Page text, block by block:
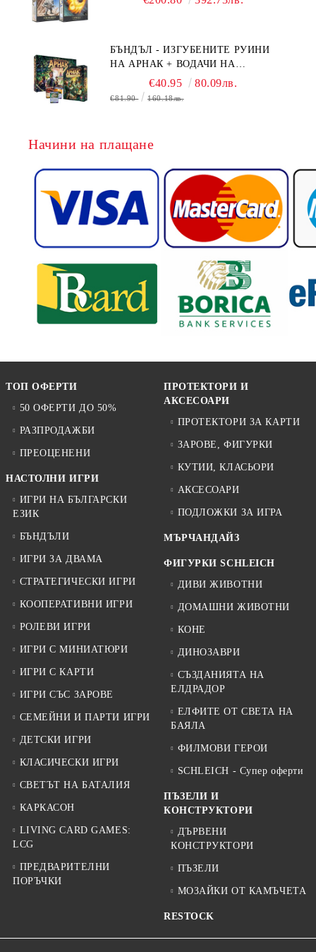
БЪНДЪЛ - ИЗГУБЕНИТЕ РУИНИ
НА АРНАК + ВОДАЧИ НА
ЕКСПЕДИЦИИ + ПРОМО КАРТИ
БЕЗПЛАТНО
€40.95 80.09лв.
€81.90 160.18лв.
Начини на плащане
ТОП ОФЕРТИ
50 ОФЕРТИ ДО 50%
РАЗПРОДАЖБИ
ПРЕОЦЕНЕНИ
НАСТОЛНИ ИГРИ
ИГРИ НА БЪЛГАРСКИ
ЕЗИК
БЪНДЪЛИ
ИГРИ ЗА ДВАМА
СТРАТЕГИЧЕСКИ ИГРИ
КООПЕРАТИВНИ ИГРИ
РОЛЕВИ ИГРИ
ИГРИ С МИНИАТЮРИ
ИГРИ С КАРТИ
ИГРИ СЪС ЗАРОВЕ
СЕМЕЙНИ И ПАРТИ ИГРИ
ДЕТСКИ ИГРИ
КЛАСИЧЕСКИ ИГРИ
СВЕТЪТ НА БАТАЛИЯ
КАРКАСОН
LIVING CARD GAMES:
LCG
ПРЕДВАРИТЕЛНИ
ПОРЪЧКИ
ПРОТЕКТОРИ И
АКСЕСОАРИ
ПРОТЕКТОРИ ЗА КАРТИ
ЗАРОВЕ, ФИГУРКИ
КУТИИ, КЛАСЬОРИ
АКСЕСОАРИ
ПОДЛОЖКИ ЗА ИГРА
МЪРЧАНДАЙЗ
ФИГУРКИ SCHLEICH
ДИВИ ЖИВОТНИ
ДОМАШНИ ЖИВОТНИ
КОНЕ
ДИНОЗАВРИ
СЪЗДАНИЯТА НА
ЕЛДРАДОР
ЕЛФИТЕ ОТ СВЕТА НА
БАЯЛА
ФИЛМОВИ ГЕРОИ
SCHLEICH - Супер оферти
ПЪЗЕЛИ И
КОНСТРУКТОРИ
ДЪРВЕНИ
КОНСТРУКТОРИ
ПЪЗЕЛИ
МОЗАЙКИ ОТ КАМЪЧЕТА
RESTOCK